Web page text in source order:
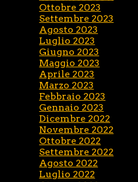
Ottobre 2023
Settembre 2023
Agosto 2023
Luglio 2023
Giugno 2023
Maggio 2023
Aprile 2023
Marzo 2023
Febbraio 2023
Gennaio 2023
Dicembre 2022
Novembre 2022
Ottobre 2022
Settembre 2022
Agosto 2022
Luglio 2022